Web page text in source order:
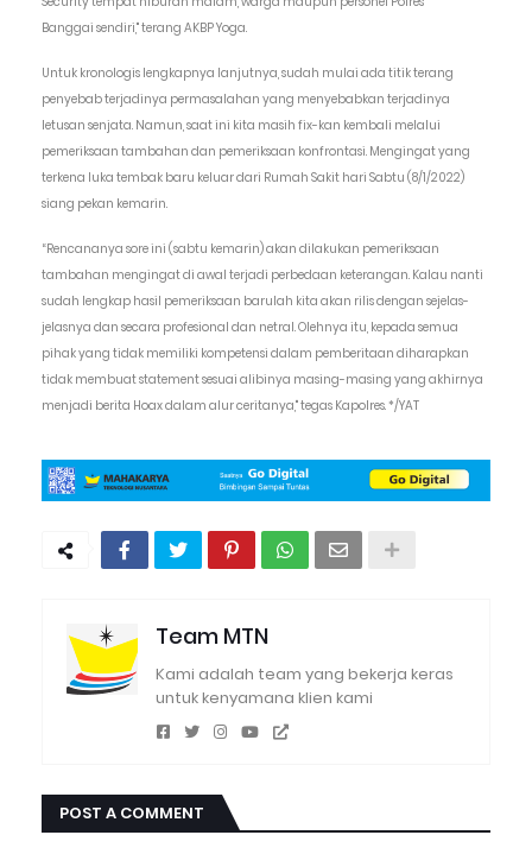
Banggai sendiri," terang AKBP Yoga.
Untuk kronologis lengkapnya lanjutnya, sudah mulai ada titik terang
penyebab terjadinya permasalahan yang menyebabkan terjadinya
letusan senjata. Namun, saat ini kita masih fix-kan kembali melalui
pemeriksaan tambahan dan pemeriksaan konfrontasi. Mengingat yang
terkena luka tembak baru keluar dari Rumah Sakit hari Sabtu (8/1/2022)
siang pekan kemarin.
“Rencananya sore ini (sabtu kemarin) akan dilakukan pemeriksaan
tambahan mengingat di awal terjadi perbedaan keterangan. Kalau nanti
sudah lengkap hasil pemeriksaan barulah kita akan rilis dengan sejelas-
jelasnya dan secara profesional dan netral. Olehnya itu, kepada semua
pihak yang tidak memiliki kompetensi dalam pemberitaan diharapkan
tidak membuat statement sesuai alibinya masing-masing yang akhirnya
menjadi berita Hoax dalam alur ceritanya," tegas Kapolres. */YAT
Team MTN
Kami adalah team yang bekerja keras
untuk kenyamana klien kami
POST A COMMENT